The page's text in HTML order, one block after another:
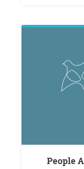
People Around The World Ask